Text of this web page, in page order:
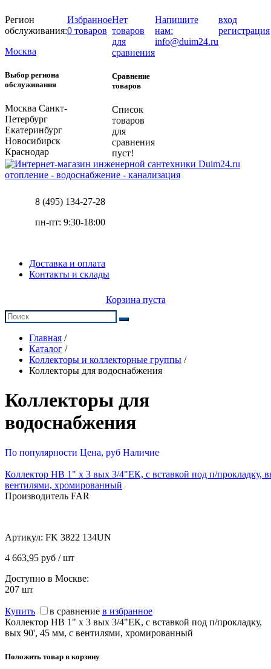
Регион
обслуживания:
Москва
Выбор региона
обслуживания
Москва Санкт-
Петербург
Екатеринбург
Новосибирск
Краснодар
Избранное
0 товаров
Нет
товаров
для
сравнения
Сравнение
товаров
Список
товаров
для
сравнения
пуст!
Напишите
нам:
info@duim24.ru
вход
регистрация
отопление - водоснабжение - канализация
8 (495) 134-27-28
пн-пт: 9:30-18:00
Доставка и оплата
Контакты и склады
Корзина пуста
Главная /
Каталог /
Коллекторы и коллекторные группы /
Коллекторы для водоснабжения
Коллекторы для
водоснабжения
По популярности Цена, руб Наличие
Коллектор НВ 1" х 3 вых 3/4"ЕК, с вставкой под п/прокладку,
вентилями, хромированный
Производитель FAR
Артикул: FK 3822 134UN
4 663,95 руб / шт
Доступно в Москве:
207 шт
Купить в сравнение в избранное
Коллектор НВ 1" х 3 вых 3/4"ЕК, с вставкой под п/прокладку,
вых 90', 45 мм, с вентилями, хромированный
Положить товар в корзину